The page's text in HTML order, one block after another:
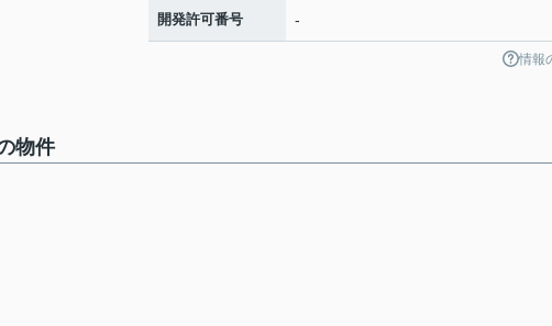
開発許可番号 -
情報
物件